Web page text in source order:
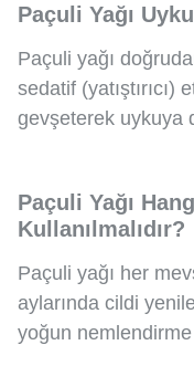
Paçuli Yağı
Paçuli yağı
sedatif (yatıştırıcı)
gevşeterek uykuya
Paçuli Yağı
Kullanılmalıdır?
Paçuli yağı her
aylarında cildi
yoğun